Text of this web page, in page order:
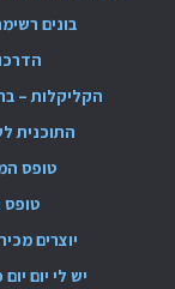
בונים
הקליקלות –
התוכנית
טופס
יוצרים
יש לי יום